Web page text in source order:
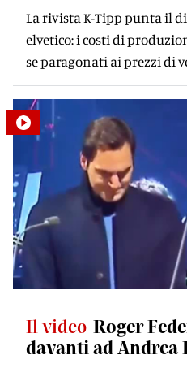
La rivista K-Tipp punta il
elvetico: i costi di
se paragonati ai prezzi di
Il video Roger
davanti ad Andrea